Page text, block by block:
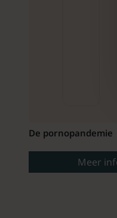
De pornopandemie
Meer